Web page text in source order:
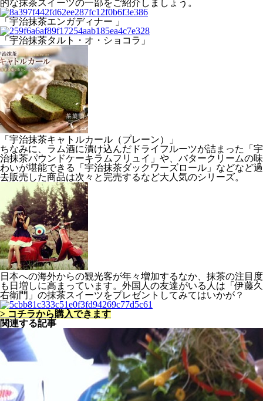
的な抹茶スイーツの一部をご紹介しましょう。
「宇治抹茶エンガディナー 」
「宇治抹茶タルト・オ・ショコラ」
「宇治抹茶キャトルカール（プレーン）」
ちなみに、ラム酒に漬け込んだドライフルーツが詰まった「宇
治抹茶パウンドケーキラムフリュイ」や、バタークリームの味
わいが堪能できる「宇治抹茶ダックワーズロール」などなど過
去販売した商品は次々と完売するなど大人気のシリーズ。
日本への海外からの観光客が年々増加するなか、抹茶の注目度
も日増しに高まっています。外国人の友達がいる人は「伊藤久
右衛門」の抹茶スイーツをプレゼントしてみてはいかが？
> コチラから購入できます
関連する記事